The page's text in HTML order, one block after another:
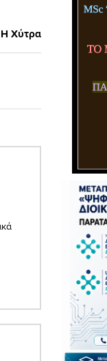
Η Χύτρα